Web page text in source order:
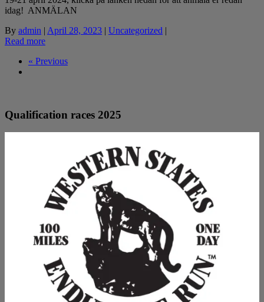
idag! ANMÄLAN
By admin | April 28, 2023 | Uncategorized |
Read more
« Previous
Qualification races 2025